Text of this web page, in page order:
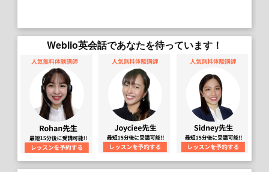
Weblio英会話であなたを待っています！